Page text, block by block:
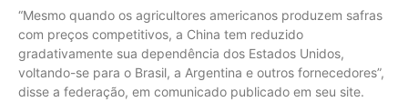
“Mesmo quando os agricultores americanos produzem safras
com preços competitivos, a China tem reduzido
gradativamente sua dependência dos Estados Unidos,
voltando-se para o Brasil, a Argentina e outros fornecedores”,
disse a federação, em comunicado publicado em seu site.